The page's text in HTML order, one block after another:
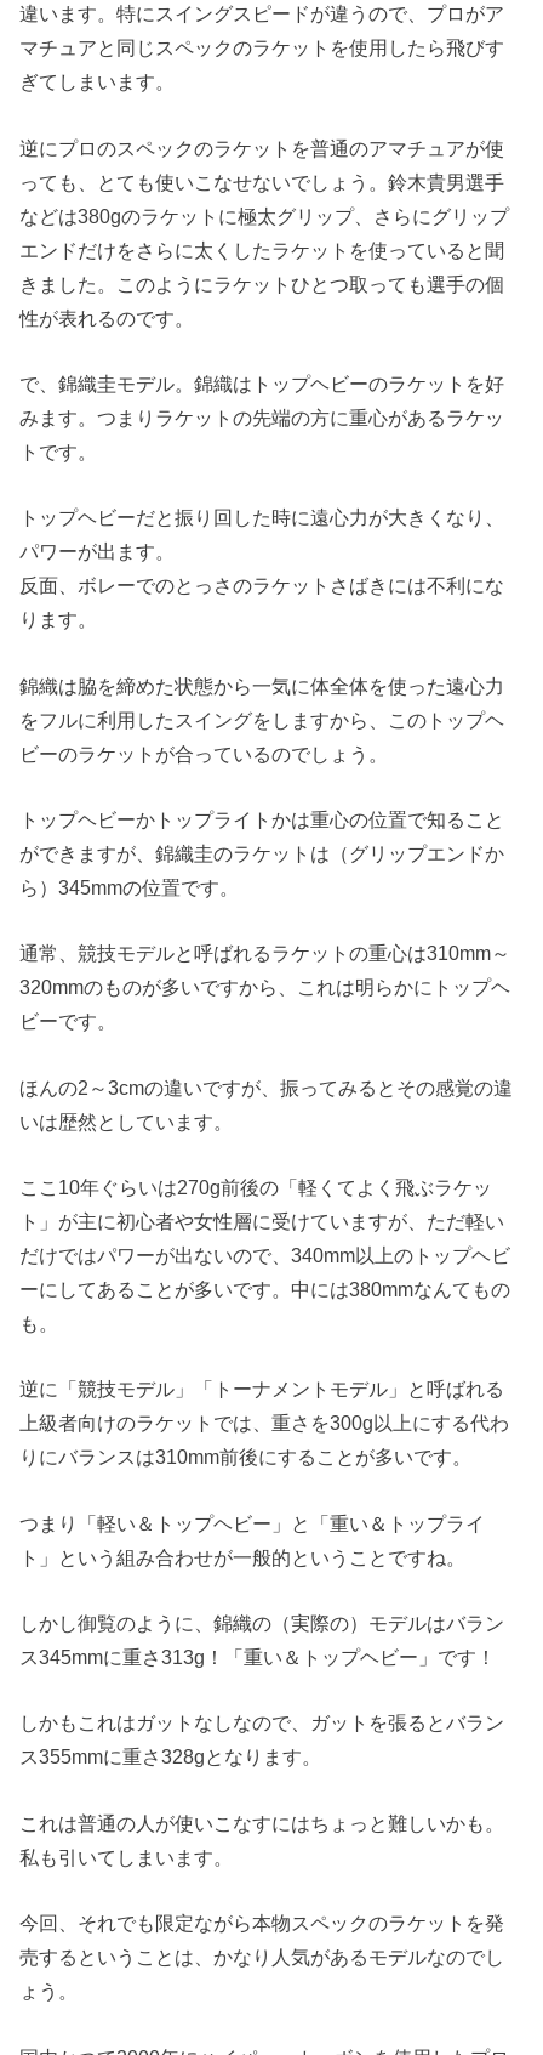
違います。特にスイングスピードが違うので、プロがア
マチュアと同じスペックのラケットを使用したら飛びす
ぎてしまいます。
逆にプロのスペックのラケットを普通のアマチュアが使
っても、とても使いこなせないでしょう。鈴木貴男選手
などは380gのラケットに極太グリップ、さらにグリップ
エンドだけをさらに太くしたラケットを使っていると聞
きました。このようにラケットひとつ取っても選手の個
性が表れるのです。
で、錦織圭モデル。錦織はトップヘビーのラケットを好
みます。つまりラケットの先端の方に重心があるラケッ
トです。
トップヘビーだと振り回した時に遠心力が大きくなり、
パワーが出ます。
反面、ボレーでのとっさのラケットさばきには不利にな
ります。
錦織は脇を締めた状態から一気に体全体を使った遠心力
をフルに利用したスイングをしますから、このトップヘ
ビーのラケットが合っているのでしょう。
トップヘビーかトップライトかは重心の位置で知ること
ができますが、錦織圭のラケットは（グリップエンドか
ら）345mmの位置です。
通常、競技モデルと呼ばれるラケットの重心は310mm～
320mmのものが多いですから、これは明らかにトップヘ
ビーです。
ほんの2～3cmの違いですが、振ってみるとその感覚の違
いは歴然としています。
ここ10年ぐらいは270g前後の「軽くてよく飛ぶラケッ
ト」が主に初心者や女性層に受けていますが、ただ軽い
だけではパワーが出ないので、340mm以上のトップヘビ
ーにしてあることが多いです。中には380mmなんてもの
も。
逆に「競技モデル」「トーナメントモデル」と呼ばれる
上級者向けのラケットでは、重さを300g以上にする代わ
りにバランスは310mm前後にすることが多いです。
つまり「軽い＆トップヘビー」と「重い＆トップライ
ト」という組み合わせが一般的ということですね。
しかし御覧のように、錦織の（実際の）モデルはバラン
ス345mmに重さ313g！「重い＆トップヘビー」です！
しかもこれはガットなしなので、ガットを張るとバラン
ス355mmに重さ328gとなります。
これは普通の人が使いこなすにはちょっと難しいかも。
私も引いてしまいます。
今回、それでも限定ながら本物スペックのラケットを発
売するということは、かなり人気があるモデルなのでし
ょう。